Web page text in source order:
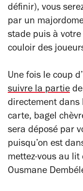
définir), vous
par un
stade puis à
couloir des
Une fois le coup
suivre la partie
directement dans
carte, bagel
sera déposé par
puisqu’on est
mettez-vous au lit
Ousmane